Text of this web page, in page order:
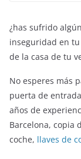
¿has sufrido
inseguridad en
de la casa de tu
No esperes más
puerta de
años de
Barcelona, copia
coche, llaves de
ENTRETENIMIENTO
Slender
detalles